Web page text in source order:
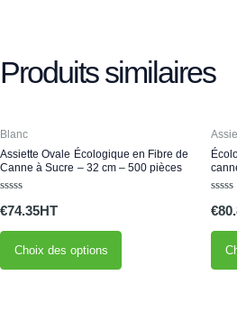
Produits similaires
Blanc
Assiette Ovale Écologique en Fibre de
Canne à Sucre – 32 cm – 500 pièces
0
5
€74.35
Choix des options
a
Les
0
5
€